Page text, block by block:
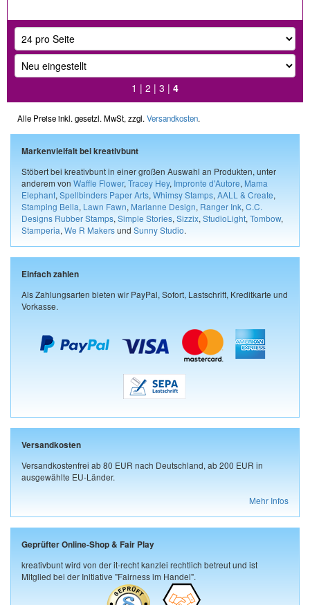
1 | 2 | 3 | 4
Alle Preise inkl. gesetzl. MwSt, zzgl. Versandkosten.
Markenvielfalt bei kreativbunt
Stöbert bei kreativbunt in einer großen Auswahl an Produkten, unter
anderem von Waffle Flower, Tracey Hey, Impronte d'Autore, Mama
Elephant, Spellbinders Paper Arts, Whimsy Stamps, AALL & Create,
Stamping Bella, Lawn Fawn, Marianne Design, Ranger Ink, C.C.
Designs Rubber Stamps, Simple Stories, Sizzix, StudioLight, Tombow,
Stamperia, We R Makersund Sunny Studio.
Einfach zahlen
Als Zahlungsarten bieten wir PayPal, Sofort, Lastschrift, Kreditkarte und
Vorkasse.
Versandkosten
Versandkostenfrei ab 80 EUR nach Deutschland, ab 200 EUR in
ausgewählte EU-Länder.
Mehr Infos
Geprüfter Online-Shop & Fair Play
kreativbunt wird von der it-recht kanzlei rechtlich betreut und ist
Mitglied bei der Initiative "Fairness im Handel".